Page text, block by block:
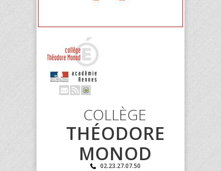
COLLÈGE
THÉODORE
MONOD
02.23.27.07.50